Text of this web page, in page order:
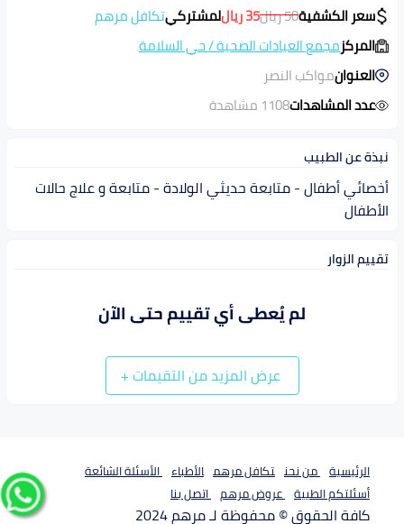
سعر الكشفية50ريال35رياللمشتركيتكافل مرهم
المركزمجمع العيادات الصحية/حي السلامة
العنوانمواكب النصر
عدد المشاهدات1108 مشاهدة
نبذة عن الطبيب
أخصائي أطفال - متابعة حديثي الولادة - متابعة و علاج حالات
الأطفال
تقييم الزوار
لم يُعطى أي تقييم حتى الآن
عرض المزيد من التقيمات +
الرئيسية من نحن تكافل مرهم الأطباء الأسئلة الشائعة
أسئلتكم الطبية عروض مرهم اتصل بنا
كافة الحقوق © محفوظة لـ مرهم 2024